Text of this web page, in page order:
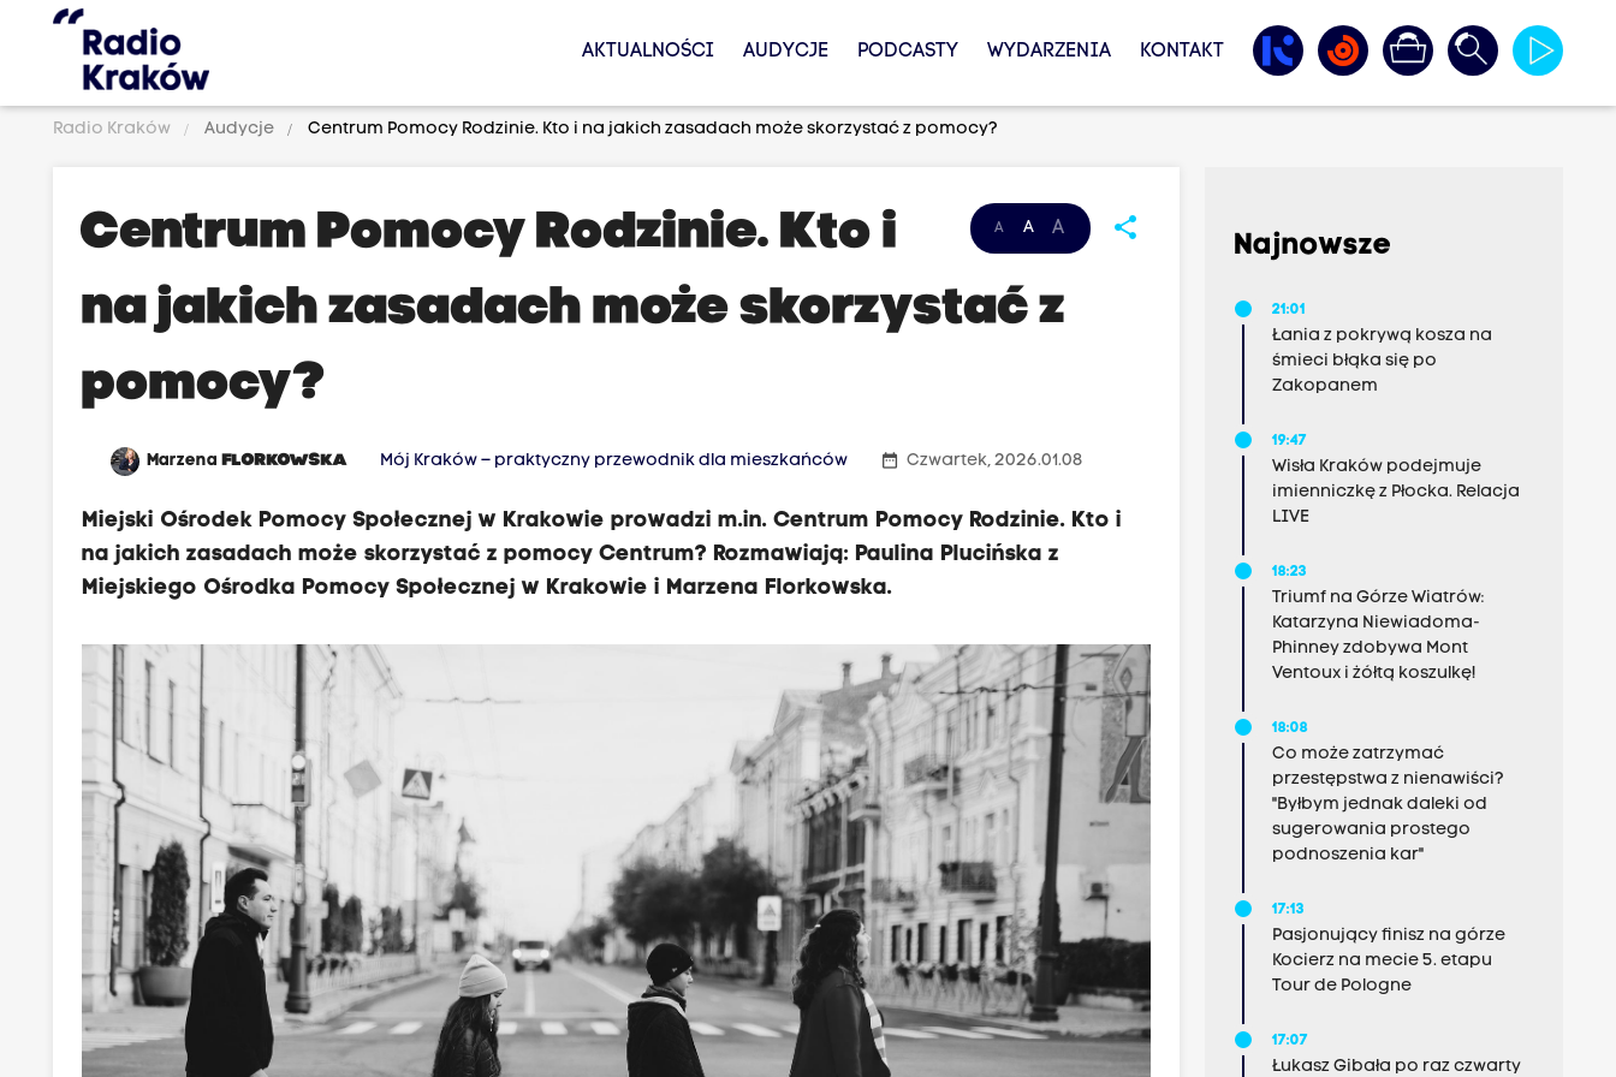
AKTUALNOŚCI AUDYCJE PODCASTY WYDARZENIA KONTAKT
Radio Kraków Audycje Centrum Pomocy Rodzinie. Kto i na jakich zasadach może skorzystać z pomocy?
A A A share
Centrum Pomocy Rodzinie. Kto i
na jakich zasadach może skorzystać z
pomocy?
MarzenaFLORKOWSKA Mój Kraków – praktyczny przewodnik dla mieszkańców date_range Czwartek, 2026.01.08
Miejski Ośrodek Pomocy Społecznej w Krakowie prowadzi m.in. Centrum Pomocy Rodzinie. Kto i
na jakich zasadach może skorzystać z pomocy Centrum? Rozmawiają: Paulina Plucińska z
Miejskiego Ośrodka Pomocy Społecznej w Krakowie i Marzena Florkowska.
Najnowsze
21:01
Łania z pokrywą kosza na
śmieci błąka się po
Zakopanem
19:47
Wisła Kraków podejmuje
imienniczkę z Płocka. Relacja
LIVE
18:23
Triumf na Górze Wiatrów:
Katarzyna Niewiadoma-
Phinney zdobywa Mont
Ventoux i żółtą koszulkę!
18:08
Co może zatrzymać
przestępstwa z nienawiści?
"Byłbym jednak daleki od
sugerowania prostego
podnoszenia kar"
17:13
Pasjonujący finisz na górze
Kocierz na mecie 5. etapu
Tour de Pologne
17:07
Łukasz Gibała po raz czwarty